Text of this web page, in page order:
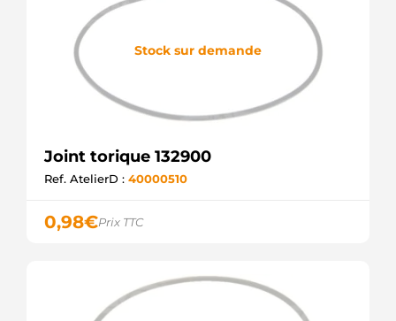
Stock sur demande
Joint torique 132900
Ref. AtelierD : 40000510
0,98€Prix TTC